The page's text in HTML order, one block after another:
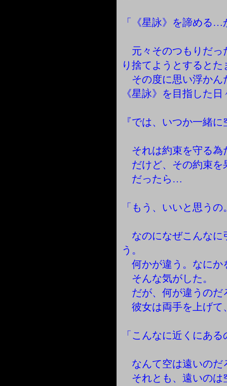
「《星詠》を諦める…
元々そのつもりだっ
り捨てようとすると
その度に思い浮かん
《星詠》を目指した日
『では、いつか一緒
それは約束を守る為
だけど、その約束を
だったら…
「もう、いいと思う
なのになぜこんなに
う。
何かが違う。なにか
そんな気がした。
だが、何が違うのだ
彼女は両手を上げて
「こんなに近くにあ
なんて空は遠いのだ
それとも、遠いのは